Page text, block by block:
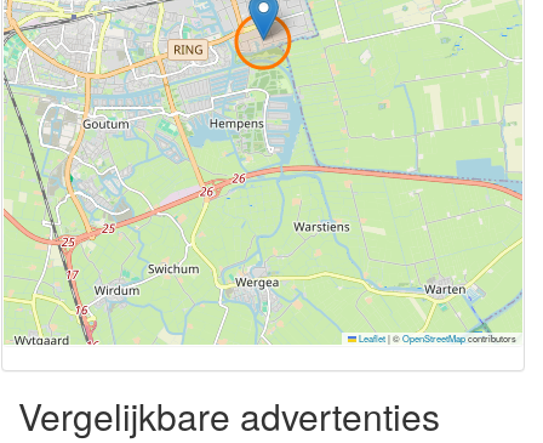
Leaflet|©OpenStreetMapcontributors
Vergelijkbare advertenties